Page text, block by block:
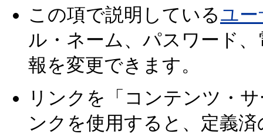
この項で説明しているユ
ル・ネーム、パスワード
報を変更できます。
リンクを「コンテンツ・
ンクを使用すると、定義